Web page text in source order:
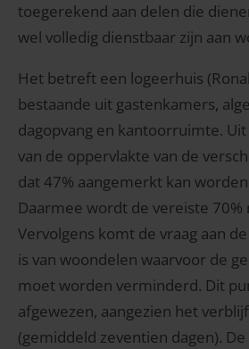
toegerekend aan delen die
wel volledig dienstbaar zijn aan
Het betreft een logeerhuis
bestaande uit gastenkamers,
dagopvang en kantoorruimte.
van de oppervlakte van de
dat 47% aangemerkt kan
Daarmee wordt de vereiste 70%
Vervolgens komt de vraag aan
is van woondelen waarvoor de
moet worden verminderd. Dit
afgewezen, aangezien het
(gemiddeld zeventien dagen).